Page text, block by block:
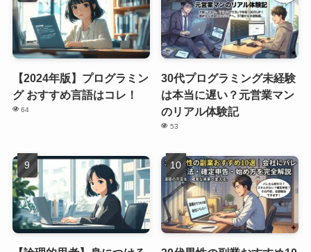
【2024年版】プログラミン
グ おすすめ言語はコレ！
64
30代プログラミング未経験
は本当に遅い？元営業マン
のリアル体験記
53